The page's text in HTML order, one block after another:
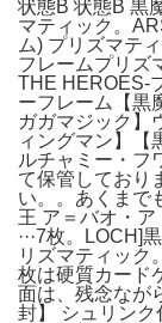
状態B 状態B 黒
マティック。
ム) プリズマテ
フレームプリズ
THE HEROES-
ーフレーム【黒
ガガマジック】
ィングマン】【
ルチャミー・フ
て保管しており
い。。あくまで
王 ア＝バオ・
···7枚。LOCH]
リズマティック
枚は硬質カード
面は、残念なが
封】 シュリンク